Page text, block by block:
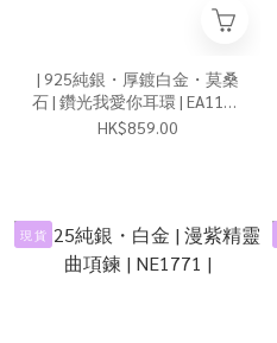
| 925純銀・厚鍍白金・莫桑
石 | 鑽光我愛你耳環 | EA1163
|
HK$859.00
現 貨